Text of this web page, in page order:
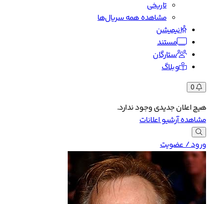
تاریخی
مشاهده همه سریال‌ها
انیمیشن
مستند
ستارگان
وبلاگ
0
هیچ اعلان جدیدی وجود ندارد.
مشاهده آرشیو اعلانات
ورود / عضویت